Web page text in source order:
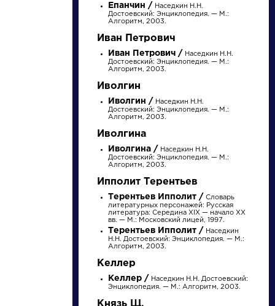
Найти
Литература. 8
класс: Учебная
хрестоматия для
школ и_классов с
углубленным и...
Алоизий
Могарыч
Соколов Б.В.
Булгаковская
энциклопедия. М.:
Локид; Миф, 1996. »
Епанчин / Наседкин Н.Н.
Достоевский: Энциклопедия. — М.:
Алгоритм, 2003.
Иван Петрович
Иван Петрович / Наседкин Н.Н.
Достоевский: Энциклопедия. — М.:
Алгоритм, 2003.
Иволгин
Иволгин / Наседкин Н.Н.
Достоевский: Энциклопедия. — М.:
Алгоритм, 2003.
Иволгина
Иволгина / Наседкин Н.Н.
Достоевский: Энциклопедия. — М.:
Алгоритм, 2003.
Ипполит Терентьев
Терентьев Ипполит / Словарь
литературных персонажей: Русская
литература: Середина XIX — начало XX
вв. — М.: Московский лицей, 1997.
Терентьев Ипполит / Наседкин
Н.Н. Достоевский: Энциклопедия. — М.:
Алгоритм, 2003.
Келлер
Келлер / Наседкин Н.Н. Достоевский:
Энциклопедия. — М.: Алгоритм, 2003.
Князь Щ.